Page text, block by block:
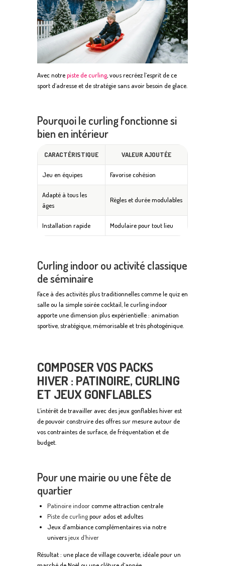
Avec notrepiste de curling , vous recréez l’esprit de ce
sport d’adresse et de stratégie sans avoir besoin de glace.
Pourquoi le curling fonctionne si
bien en intérieur
CARACTÉRISTIQUE VALEUR AJOUTÉE
Jeu en équipes Favorise cohésion
Adapté à tous les
âges
Règles et durée modulables
Installation rapide Modulaire pour tout lieu
Curling indoor ou activité classique
de séminaire
Face à des activités plus traditionnelles comme le quiz en
salle ou la simple soirée cocktail, le curling indoor
apporte une dimension plus expérientielle : animation
sportive, stratégique, mémorisable et très photogénique.
COMPOSER VOS PACKS
HIVER : PATINOIRE, CURLING
ET JEUX GONFLABLES
L’intérêt de travailler avec des jeux gonflables hiver est
de pouvoir construire des offres sur mesure autour de
vos contraintes de surface, de fréquentation et de
budget.
Pour une mairie ou une fête de
quartier
Patinoire indoorcomme attraction centrale
Piste de curlingpour ados et adultes
Jeux d’ambiance complémentaires via notre
universjeux d’hiver
Résultat : une place de village couverte, idéale pour un